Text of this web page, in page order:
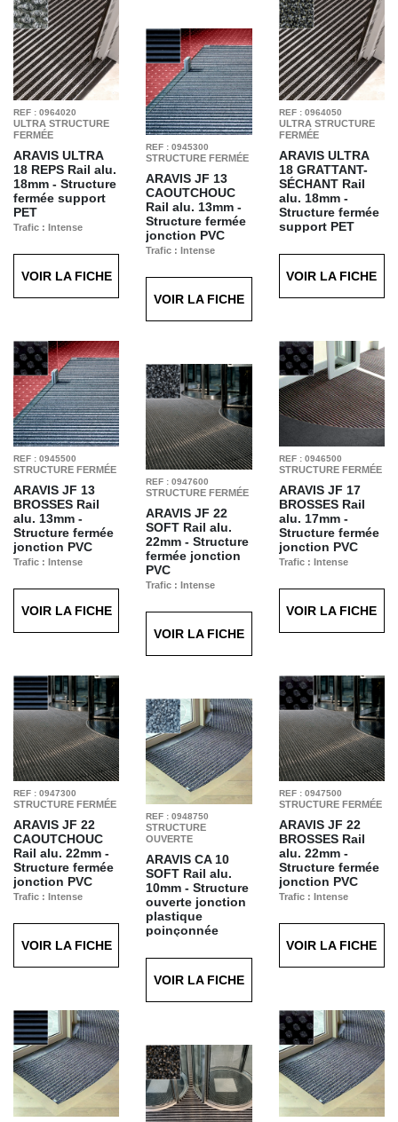
REF : 0964020
ULTRA STRUCTURE
FERMÉE
ARAVIS ULTRA
18 REPS Rail alu.
18mm - Structure
fermée support
PET
Trafic : Intense
T12
VOIR LA FICHE
REF : 0964050
ULTRA STRUCTURE
FERMÉE
ARAVIS ULTRA
18 GRATTANT-
SÉCHANTRail
alu. 18mm -
Structure fermée
support PET
Finition : Grattant
Séchant Gris T61
VOIR LA FICHE
REF : 0945300
STRUCTURE FERMÉE
ARAVIS JF 13
CAOUTCHOUC
Rail alu. 13mm -
Structure fermée
jonction PVC
Trafic : Intense
Noir T21
VOIR LA FICHE
REF : 0945500
STRUCTURE FERMÉE
ARAVIS JF 13
BROSSES Rail
alu. 13mm -
Structure fermée
jonction PVC
Trafic : Intense
Noires T20
VOIR LA FICHE
REF : 0946500
STRUCTURE FERMÉE
ARAVIS JF 17
BROSSESRail
alu. 17mm -
Structure fermée
jonction PVC
Trafic : Intense
Noires T20
VOIR LA FICHE
REF : 0947600
STRUCTURE FERMÉE
ARAVIS JF 22
SOFT Rail alu.
22mm - Structure
fermée jonction
PVC
Trafic : Intense
T71
VOIR LA FICHE
REF : 0947300
STRUCTURE FERMÉE
ARAVIS JF 22
CAOUTCHOUC
Rail alu. 22mm -
Structure fermée
jonction PVC
Trafic : Intense
Noir T21
VOIR LA FICHE
REF : 0947500
STRUCTURE FERMÉE
ARAVIS JF 22
BROSSESRail
alu. 22mm -
Structure fermée
jonction PVC
Trafic : Intense
Noires T20
VOIR LA FICHE
REF : 0948750
STRUCTURE
OUVERTE
ARAVIS CA 10
SOFT Rail alu.
10mm - Structure
ouverte jonction
plastique
poinçonnée
Finition : Soft Bleu
T70
VOIR LA FICHE